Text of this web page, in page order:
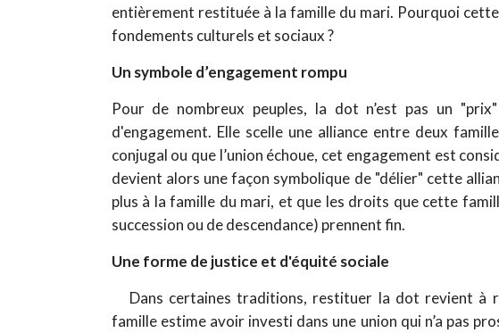
entièrement restituée à la famille du mari. Pourquoi
fondements culturels et sociaux ?
Un symbole d’engagement rompu
Pour de nombreux peuples, la dot n’est pas un
d'engagement. Elle scelle une alliance entre deux
conjugal ou que l’union échoue, cet engagement est
devient alors une façon symbolique de "délier" cette
plus à la famille du mari, et que les droits que cette
succession ou de descendance) prennent fin.
Une forme de justice et d'équité sociale
Dans certaines traditions, restituer la dot revient à
famille estime avoir investi dans une union qui n’a pas